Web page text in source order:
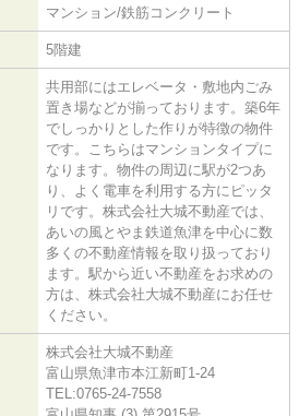
マンション/鉄筋コンクリート
5階建
共用部にはエレベータ・敷地内ごみ
置き場などが揃っております。築6年
でしっかりとした作りが特徴の物件
です。こちらはマンションタイプに
なります。物件の周辺に駅が2つあ
り、よく電車を利用する方にピッタ
リです。株式会社大城不動産では、
あいの風とやま鉄道魚津を中心に数
多くの不動産情報を取り扱っており
ます。駅から近い不動産をお求めの
方は、株式会社大城不動産にお任せ
ください。
株式会社大城不動産
富山県魚津市本江新町1-24
TEL:0765-24-7558